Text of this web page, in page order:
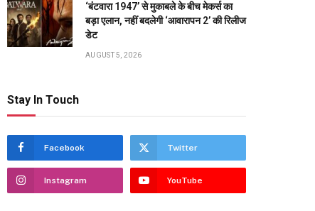
‘बंटवारा 1947’ से मुकाबले के बीच मेकर्स का
बड़ा एलान, नहीं बदलेगी ‘आवारापन 2’ की रिलीज
डेट
AUGUST 5, 2026
Stay In Touch
Facebook Twitter
Instagram YouTube